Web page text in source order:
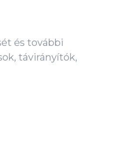
és további
távirányítók,